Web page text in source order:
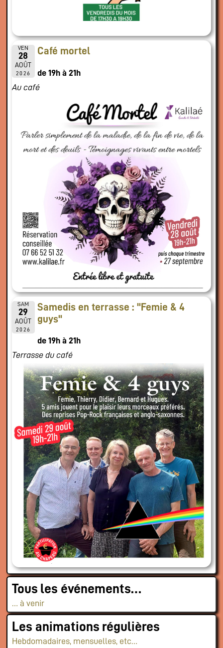
VEN
28
AOÛT
2026
Café mortel
de 19h à 21h
Au café
SAM
29
AOÛT
2026
Samedis en terrasse : "Femie & 4
guys"
de 19h à 21h
Terrasse du café
Tous les événements…
… à venir
Les animations régulières
Hebdomadaires, mensuelles, etc…